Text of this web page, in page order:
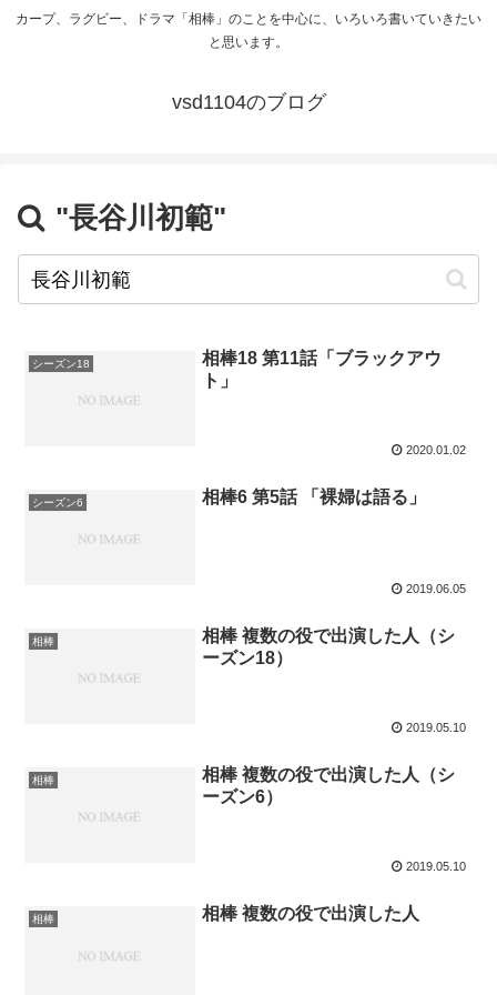
カープ、ラグビー、ドラマ「相棒」のことを中心に、いろいろ書いていきたい
と思います。
vsd1104のブログ
"長谷川初範"
シーズン18
相棒18 第11話「ブラックアウ
ト」
2020.01.02
シーズン6 相棒6 第5話 「裸婦は語る」
2019.06.05
相棒
相棒 複数の役で出演した人（シ
ーズン18）
2019.05.10
相棒
相棒 複数の役で出演した人（シ
ーズン6）
2019.05.10
相棒 相棒 複数の役で出演した人